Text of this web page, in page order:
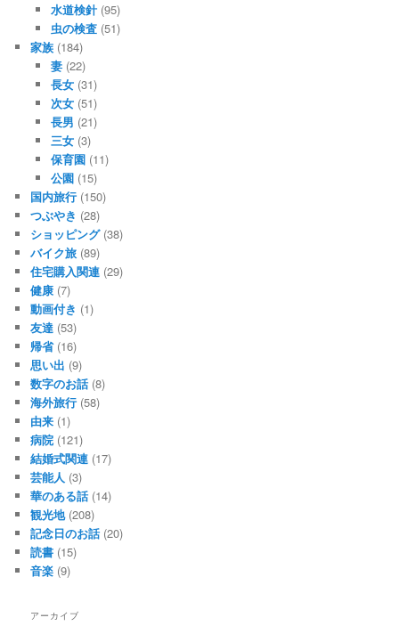
水道検針(95)
虫の検査(51)
家族 (184)
妻(22)
長女(31)
次女(51)
長男 (21)
三女(3)
保育園(11)
公園(15)
国内旅行 (150)
つぶやき (28)
ショッピング(38)
バイク旅 (89)
住宅購入関連 (29)
健康 (7)
動画付き (1)
友達 (53)
帰省(16)
思い出 (9)
数字のお話 (8)
海外旅行 (58)
由来 (1)
病院 (121)
結婚式関連 (17)
芸能人 (3)
華のある話 (14)
観光地(208)
記念日のお話 (20)
読書 (15)
音楽 (9)
アーカイブ